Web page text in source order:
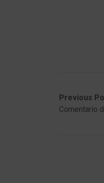
Previous
Comentario